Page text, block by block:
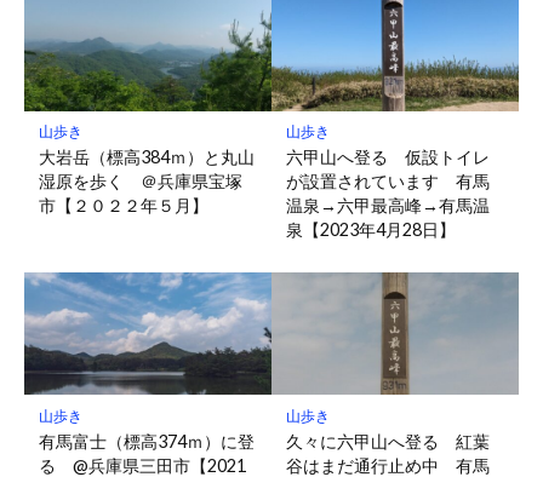
山歩き
大岩岳（標高384ｍ）と丸山
湿原を歩く ＠兵庫県宝塚
市【２０２２年５月】
山歩き
六甲山へ登る 仮設トイレ
が設置されています 有馬
温泉→六甲最高峰→有馬温
泉【2023年4月28日】
山歩き
有馬富士（標高374ｍ）に登
る @兵庫県三田市【2021
山歩き
久々に六甲山へ登る 紅葉
谷はまだ通行止め中 有馬